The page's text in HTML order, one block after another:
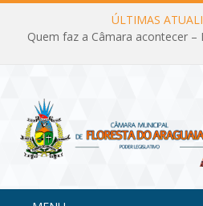
ÚLTIMAS
Quem faz a Câmara acontecer –